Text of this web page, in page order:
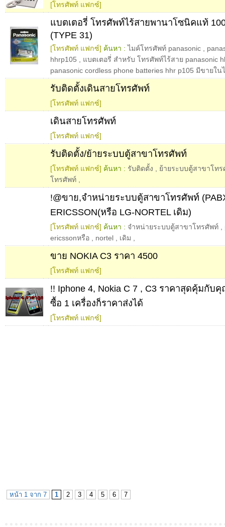
[โทรศัพท์ แฟกซ์]
แบตเตอรี่ โทรศัพท์ไร้สายพานาโซนิคแท้
(TYPE 31)
[โทรศัพท์ แฟกซ์] ค้นหา : ไมค์โทรศัพท์ panasonic
hhrp105
แบตเตอรี่ สำหรับ โทรศัพท์ไร้สาย panasonic
panasonic cordless phone batteries hhr p105 มีขายใน
รับติดตั้งเดินสายโทรศัพท์
[โทรศัพท์ แฟกซ์]
เดินสายโทรศัพท์
[โทรศัพท์ แฟกซ์]
รับติดตั้ง/ย้ายระบบตู้สาขาโทรศัพท์
[โทรศัพท์ แฟกซ์] ค้นหา : รับติดตั้ง
ย้ายระบบตู้สาขาโท
โทรศัพท์
!@ขาย,จำหน่ายระบบตู้สาขาโทรศัพท์
ERICSSON(หรือ LG-NORTEL เดิม)
[โทรศัพท์ แฟกซ์] ค้นหา : จำหน่ายระบบตู้สาขาโทรศัพท์
ericssonหรือ
nortel เดิม
ขาย NOKIA C3 ราคา 4500
[โทรศัพท์ แฟกซ์]
!! Iphone 4, Nokia C 7 , C3 ราคาสุดคุ้มกับ
ซื้อ 1 เครื่องก็ราคาส่งได้
[โทรศัพท์ แฟกซ์]
หน้า 1 จาก 7 1 2 3 4 5 6 7